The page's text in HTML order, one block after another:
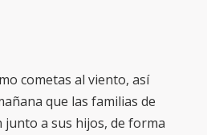
cometas al viento, así
que las familias de
a sus hijos, de forma